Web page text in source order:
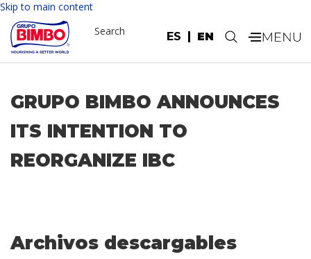
Skip to main content
ES EN
Search .
GRUPO BIMBO ANNOUNCES
ITS INTENTION TO
REORGANIZE IBC
Archivos descargables